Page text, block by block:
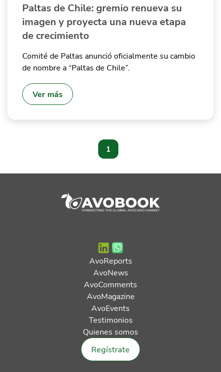
Paltas de Chile: gremio renueva su
imagen y proyecta una nueva etapa
de crecimiento
Comité de Paltas anunció oficialmente su cambio
de nombre a “Paltas de Chile”.
Ver más
1
AvoReports
AvoNews
AvoComments
AvoMagazine
AvoEvents
Testimonios
Quienes somos
Regístrate